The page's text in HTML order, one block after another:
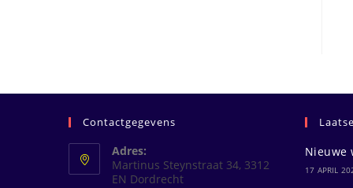
Contactgegevens
Adres:
Martinus Steynstraat 34, 3312
EN Dordrecht
Nieuwe
17 APRIL